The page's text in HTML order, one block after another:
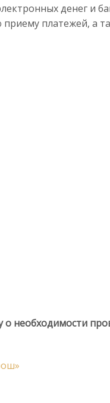
денег и
приему платежей, а
о необходимости